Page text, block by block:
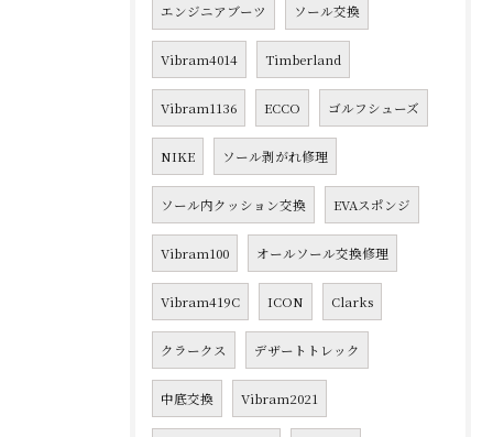
エンジニアブーツ ソール交換
Vibram4014 Timberland
Vibram1136 ECCO ゴルフシューズ
NIKE ソール剥がれ修理
ソール内クッション交換 EVAスポンジ
Vibram100 オールソール交換修理
Vibram419C ICON Clarks
クラークス デザートトレック
中底交換 Vibram2021